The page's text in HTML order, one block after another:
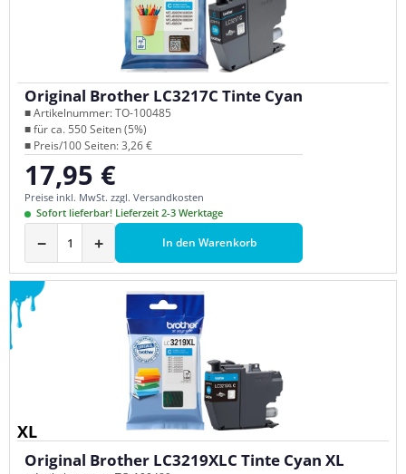
Original Brother LC3217C Tinte Cyan
■ Artikelnummer: TO-100485
■ für ca. 550 Seiten (5%)
■ Preis/100 Seiten: 3,26 €
Regulärer Preis:
17,95 €
Preise inkl. MwSt. zzgl. Versandkosten
Sofort lieferbar! Lieferzeit 2-3 Werktage
− + In den Warenkorb
XL
Original Brother LC3219XLC Tinte Cyan XL